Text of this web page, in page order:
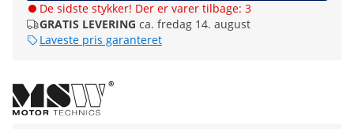
De sidste stykker! Der er varer tilbage: 3
GRATIS LEVERING ca. fredag 14. august
Laveste pris garanteret